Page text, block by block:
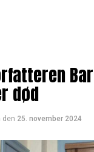
død
den 25. november 2024